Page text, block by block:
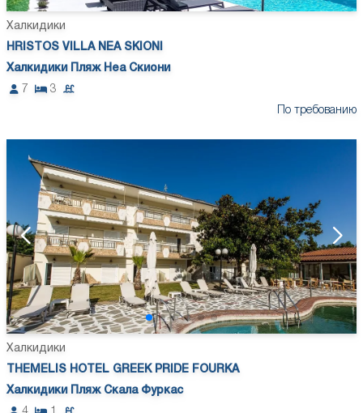
Халкидики
HRISTOS VILLA NEA SKIONI
Халкидики Пляж Неа Скиони
7
3
По требованию
Халкидики
THEMELIS HOTEL GREEK PRIDE FOURKA
Халкидики Пляж Скала Фуркас